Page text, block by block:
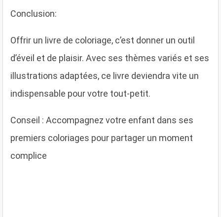
Conclusion:
Offrir un livre de coloriage, c’est donner un outil
d’éveil et de plaisir. Avec ses thèmes variés et ses
illustrations adaptées, ce livre deviendra vite un
indispensable pour votre tout-petit.
Conseil : Accompagnez votre enfant dans ses
premiers coloriages pour partager un moment
complice